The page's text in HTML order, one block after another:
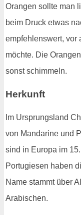
Orangen sollte man
beim Druck etwas
empfehlenswert, vor
möchte. Die
sonst schimmeln.
Herkunft
Im Ursprungsland
von Mandarine und
sind in Europa im
Portugiesen haben
Name stammt über
Arabischen.